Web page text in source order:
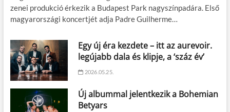
zenei produkció érkezik a Budapest Park nagyszínpadára. Első
magyarországi koncertjét adja Padre Guilherme…
Egy új éra kezdete – itt az aurevoir.
legújabb dala és klipje, a ‘száz év’
2026.05.25.
Új albummal jelentkezik a Bohemian
Betyars